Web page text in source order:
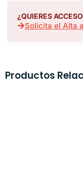
¿QUIERES
Solicita el Alta
Productos